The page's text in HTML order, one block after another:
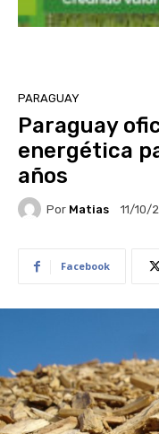
PARAGUAY
Paraguay
energética
años
Por Matias 11/10/
Facebook